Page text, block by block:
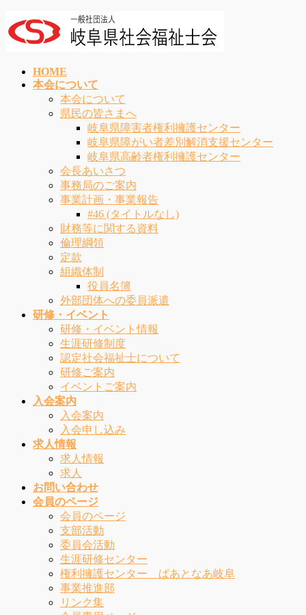
ン
ビ
HOME
本会について
本会について
県民の皆さまへ
岐阜県障害者権利擁護センター
岐阜県障がい者差別解消支援センター
岐阜県高齢者権利擁護センター
会長あいさつ
事務局のご案内
事業計画・事業報告
#46 (タイトルなし)
財務等に関する資料
倫理綱領
定款
組織体制
役員名簿
外部団体への委員派遣
研修・イベント
研修・イベント情報
生涯研修制度
認定社会福祉士について
研修ご案内
イベントご案内
入会案内
入会案内
入会申し込み
求人情報
求人情報
求人
お問い合わせ
会員のページ
会員のページ
支部活動
委員会活動
生涯研修センター
権利擁護センター ぱあとなあ岐阜
事業推進部
リンク集